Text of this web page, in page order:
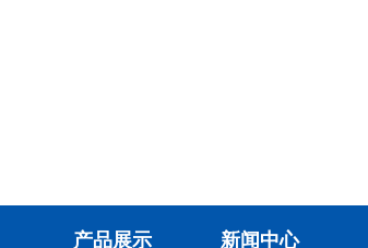
产品展示 新闻中心